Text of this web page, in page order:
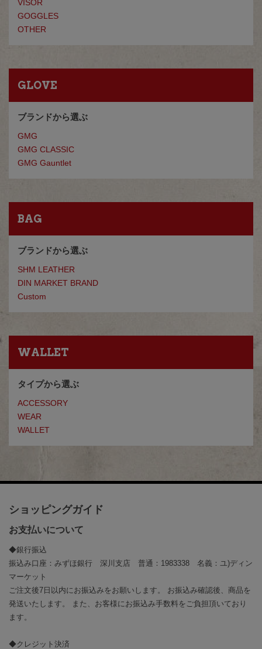
VISOR
GOGGLES
OTHER
GLOVE
ブランドから選ぶ
GMG
GMG CLASSIC
GMG Gauntlet
BAG
ブランドから選ぶ
SHM LEATHER
DIN MARKET BRAND
Custom
WALLET
タイプから選ぶ
ACCESSORY
WEAR
WALLET
ショッピングガイド
お支払いについて
◆銀行振込
振込み口座：みずほ銀行 深川支店 普通：1983338 名義：ユ)ディン
マーケット
ご注文後7日以内にお振込みをお願いします。 お振込み確認後、商品を
発送いたします。 また、お客様にお振込み手数料をご負担頂いており
ます。
◆クレジット決済